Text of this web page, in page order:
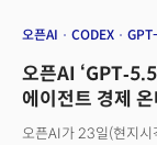
오픈AI CODEX
오픈AI
에이전트 경제
오픈AI가 23일(현지시